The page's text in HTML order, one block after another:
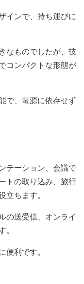
インで、持ち運びに
なものでしたが、技
コンパクトな形態が
で、電源に依存せず
テーション、会議で
トの取り込み、旅行
ちます。
の送受信、オンライ
利です。